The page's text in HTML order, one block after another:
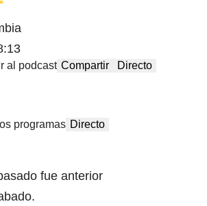
Ir al podcast Compartir Directo
programas Directo
fue anterior